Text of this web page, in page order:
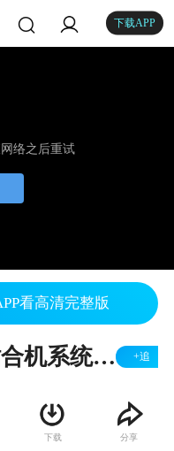
下载APP
络之后重试
看高清完整版
优米佳13寸多功能贴合机系统操作视频 +追
下载 分享